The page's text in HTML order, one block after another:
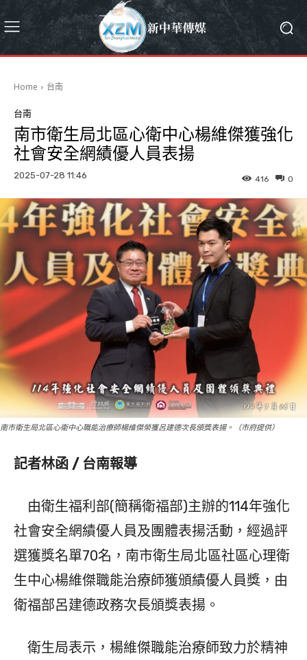
Home 台南
台南
南市衛生局北區心衛中心楊維傑獲強化
社會安全網績優人員表揚
2025-07-28 11:46 0
416
南市衛生局北區心衛中心職能治療師楊維傑榮獲呂建德次長頒獎表揚。（市府提供）
記者林函 / 台南報導
由衛生福利部(簡稱衛福部)主辦的114年強化
社會安全網績優人員及團體表揚活動，經過評
選獲獎名單70名，南市衛生局北區社區心理衛
生中心楊維傑職能治療師獲頒績優人員獎，由
衛福部呂建德政務次長頒獎表揚。
衛生局表示，楊維傑職能治療師致力於精神